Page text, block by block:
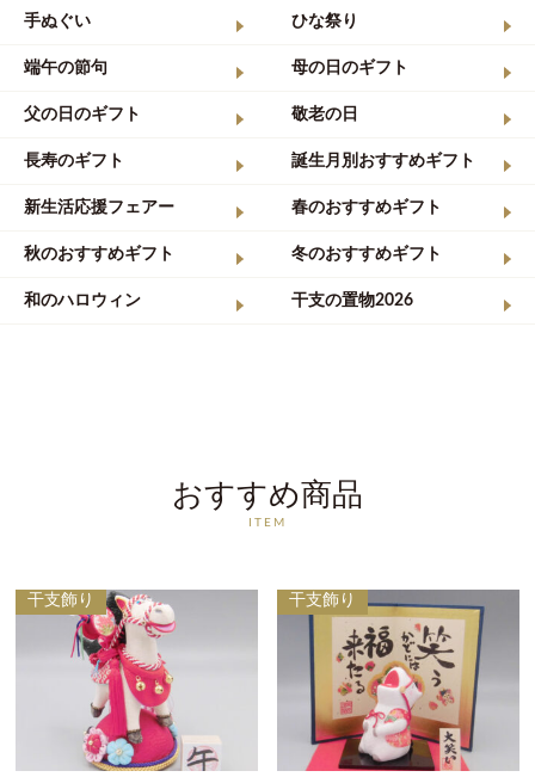
手ぬぐい ひな祭り
端午の節句 母の日のギフト
父の日のギフト 敬老の日
長寿のギフト 誕生月別おすすめギフト
新生活応援フェアー 春のおすすめギフト
秋のおすすめギフト 冬のおすすめギフト
和のハロウィン 干支の置物2026
おすすめ商品
ITEM
干支飾り 干支飾り